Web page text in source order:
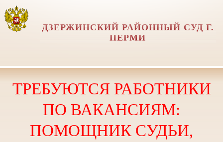
ДЗЕРЖИНСКИЙ РАЙОННЫЙ СУД Г.
ПЕРМИ
ТРЕБУЮТСЯ РАБОТНИКИ
ПО ВАКАНСИЯМ:
ПОМОЩНИК СУДЬИ,